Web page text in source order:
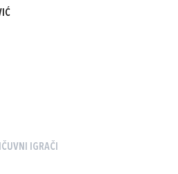
IGRAČI